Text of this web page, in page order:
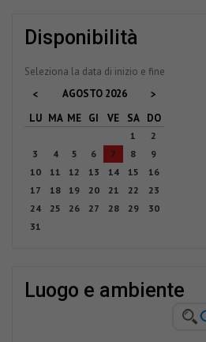
disponibilità
Seleziona la data di inizio e fine
<
AGOSTO 2026
>
LU MA ME GI VE SA DO
1
2
3
4 5 6 7 8
9
10
11 12 13 14 15
16
17
18 19 20 21 22
23
24
25 26 27 28 29
30
31
luogo e ambiente